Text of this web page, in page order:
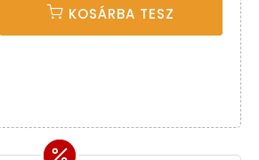
KOSÁRBA TESZ